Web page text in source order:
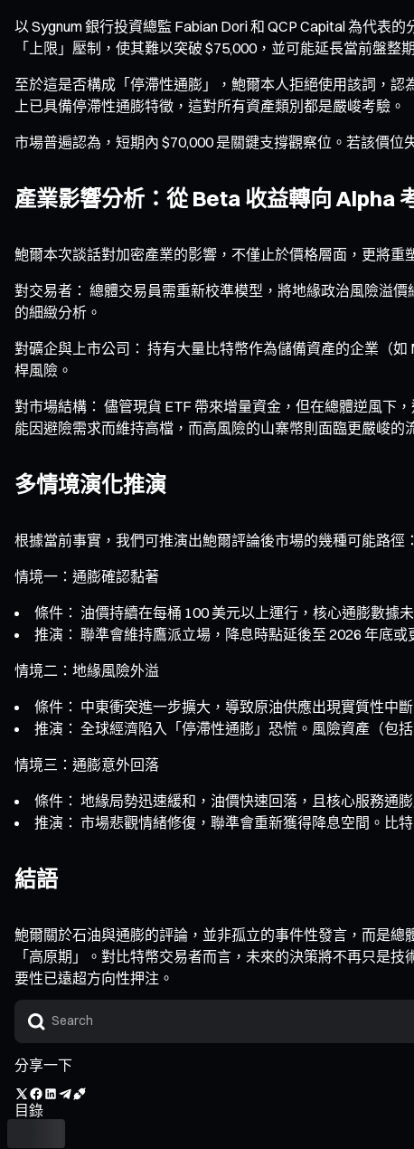
以 Sygnum 銀行投資總監 Fabian Dori 和 QCP Capital 為代表
「上限」壓制，使其難以突破 $75,000，並可能延長當前盤整
至於這是否構成「停滯性通膨」，鮑爾本人拒絕使用該詞，
上已具備停滯性通膨特徵，這對所有資產類別都是嚴峻考驗。
市場普遍認為，短期內 $70,000 是關鍵支撐觀察位。若該價
產業影響分析：從 Beta 收益轉向 Alpha
鮑爾本次談話對加密產業的影響，不僅止於價格層面，更將重
對交易者： 總體交易員需重新校準模型，將地緣政治風險溢
的細緻分析。
對礦企與上市公司： 持有大量比特幣作為儲備資產的企業（
桿風險。
對市場結構： 儘管現貨 ETF 帶來增量資金，但在總體逆風下
能因避險需求而維持高檔，而高風險的山寨幣則面臨更嚴峻的
多情境演化推演
根據當前事實，我們可推演出鮑爾評論後市場的幾種可能路徑：
情境一：通膨確認黏著
條件： 油價持續在每桶 100 美元以上運行，核心通膨數據
推演： 聯準會維持鷹派立場，降息時點延後至 2026 年底
情境二：地緣風險外溢
條件： 中東衝突進一步擴大，導致原油供應出現實質性中
推演： 全球經濟陷入「停滯性通膨」恐慌。風險資產（包
情境三：通膨意外回落
條件： 地緣局勢迅速緩和，油價快速回落，且核心服務通
推演： 市場悲觀情緒修復，聯準會重新獲得降息空間。比
結語
鮑爾關於石油與通膨的評論，並非孤立的事件性發言，而是
「高原期」。對比特幣交易者而言，未來的決策將不再只是
要性已遠超方向性押注。
分享一下
目錄